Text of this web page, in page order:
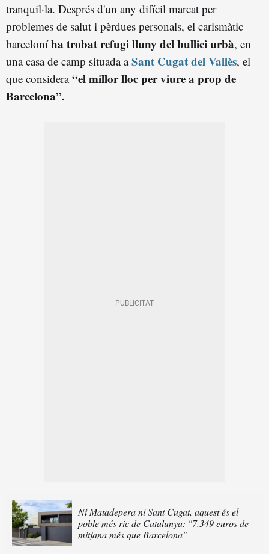
tranquil·la. Després d'un any difícil marcat per
problemes de salut i pèrdues personals, el carismàtic
barceloníha trobat refugi lluny del bullici urbà, en
una casa de camp situada aSant Cugat del Vallès, el
que considera“el millor lloc per viure a prop de
Barcelona”.
Ni Matadepera ni Sant Cugat, aquest és el
poble més ric de Catalunya: "7.349 euros de
mitjana més que Barcelona"